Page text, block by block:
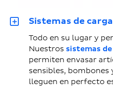
Sistemas de
Todo en su lugar y
Nuestros sistemas
permiten envasar
sensibles, bombones
lleguen en perfecto